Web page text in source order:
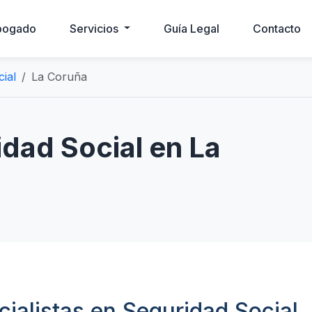
Servicios Guía Legal Contacto
La Coruña
Social en La